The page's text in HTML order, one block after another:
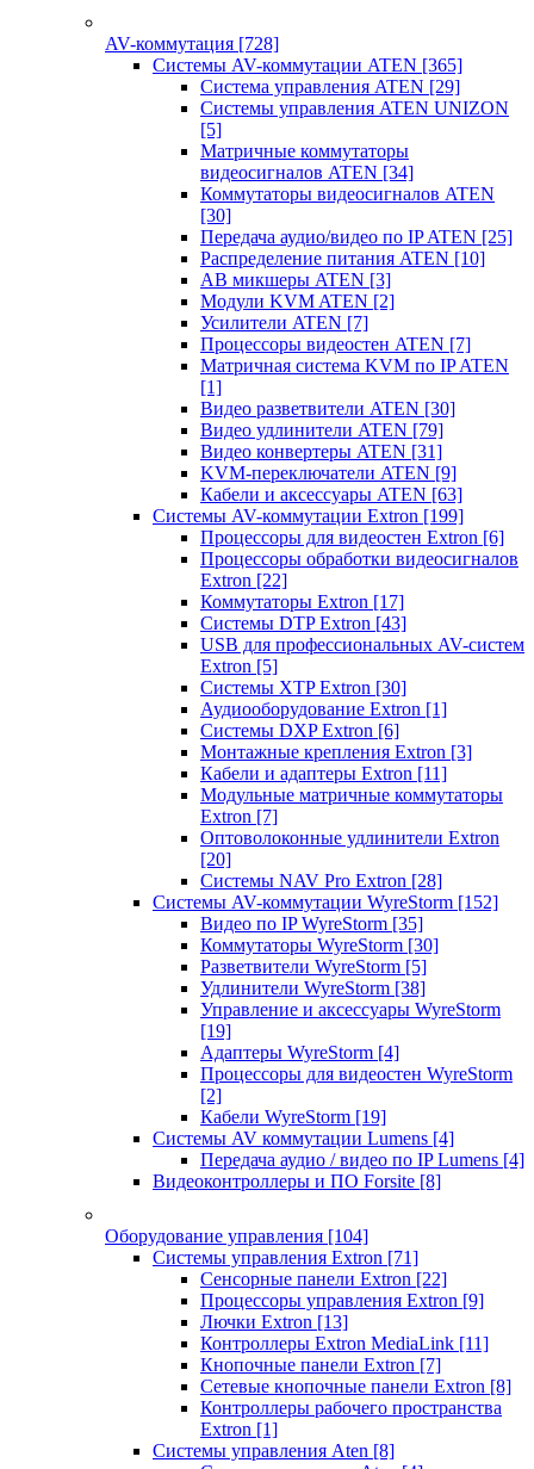
AV-коммутация [728]
Системы AV-коммутации ATEN [365]
Система управления ATEN [29]
Системы управления ATEN UNIZON
[5]
Матричные коммутаторы
видеосигналов ATEN [34]
Коммутаторы видеосигналов ATEN
[30]
Передача аудио/видео по IP ATEN [25]
Распределение питания ATEN [10]
АВ микшеры ATEN [3]
Модули KVM ATEN [2]
Усилители ATEN [7]
Процессоры видеостен ATEN [7]
Матричная система KVM по IP ATEN
[1]
Видео разветвители ATEN [30]
Видео удлинители ATEN [79]
Видео конвертеры ATEN [31]
KVM-переключатели ATEN [9]
Кабели и аксессуары ATEN [63]
Системы AV-коммутации Extron [199]
Процессоры для видеостен Extron [6]
Процессоры обработки видеосигналов
Extron [22]
Коммутаторы Extron [17]
Системы DTP Extron [43]
USB для профессиональных AV-систем
Extron [5]
Системы XTP Extron [30]
Аудиооборудование Extron [1]
Системы DXP Extron [6]
Монтажные крепления Extron [3]
Кабели и адаптеры Extron [11]
Модульные матричные коммутаторы
Extron [7]
Оптоволоконные удлинители Extron
[20]
Системы NAV Pro Extron [28]
Системы AV-коммутации WyreStorm [152]
Видео по IP WyreStorm [35]
Коммутаторы WyreStorm [30]
Разветвители WyreStorm [5]
Удлинители WyreStorm [38]
Управление и аксессуары WyreStorm
[19]
Адаптеры WyreStorm [4]
Процессоры для видеостен WyreStorm
[2]
Кабели WyreStorm [19]
Системы AV коммутации Lumens [4]
Передача аудио / видео по IP Lumens [4]
Видеоконтроллеры и ПО Forsite [8]
Оборудование управления [104]
Системы управления Extron [71]
Сенсорные панели Extron [22]
Процессоры управления Extron [9]
Лючки Extron [13]
Контроллеры Extron MediaLink [11]
Кнопочные панели Extron [7]
Сетевые кнопочные панели Extron [8]
Контроллеры рабочего пространства
Extron [1]
Системы управления Aten [8]